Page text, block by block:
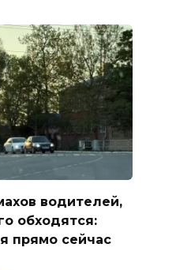
водителей,
обходятся:
прямо сейчас